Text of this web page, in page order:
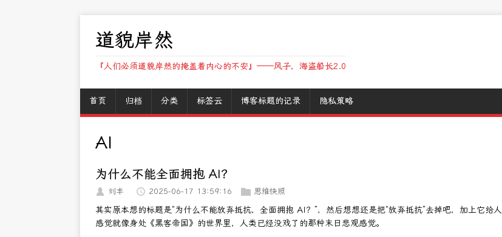
道貌岸然
『人们必须道貌岸然的掩盖着内心的不安』——风子，海盗船长2.0
首页 归档 分类 标签云 博客标题的记录 隐私策略
AI
为什么不能全面拥抱 AI？
刘丰 2025-06-17 13:59:16 思维快照
其实原本想的标题是“为什么不能放弃抵抗，全面拥抱 AI？”，然后想想还是把“放弃抵抗”去掉吧，加上它给人
感觉就像身处《黑客帝国》的世界里，人类已经没戏了的那种末日悲观感觉。